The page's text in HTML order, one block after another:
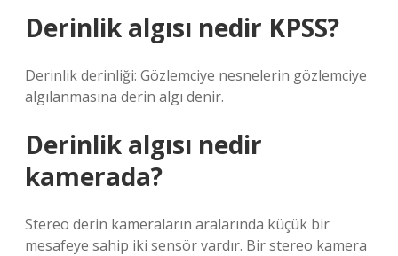
Derinlik algısı nedir KPSS?
Derinlik derinliği: Gözlemciye nesnelerin gözlemciye
algılanmasına derin algı denir.
Derinlik algısı nedir
kamerada?
Stereo derin kameraların aralarında küçük bir
mesafeye sahip iki sensör vardır. Bir stereo kamera